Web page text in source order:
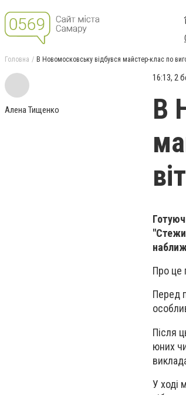
Головна В Новомосковську відбувся майстер-клас по
Алена Тищенко
16:13, 2
В
Про це
Перед
Після
юних
У ході